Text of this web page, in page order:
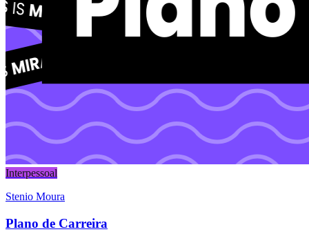
Interpessoal
Stenio Moura
Plano de Carreira